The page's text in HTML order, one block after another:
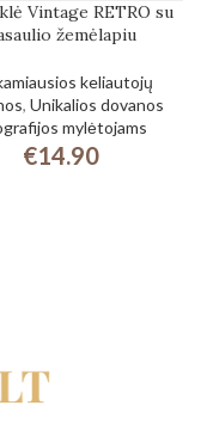
Vintage RETRO su
žemėlapiu
keliautojų
, Unikalios dovanos
mylėtojams
€14.90